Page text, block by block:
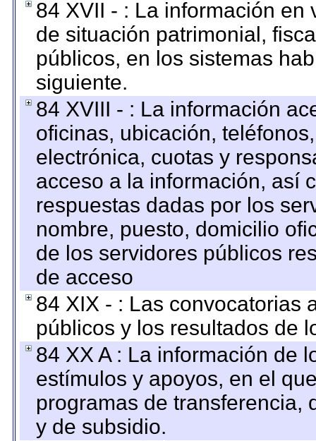
84 XVII - : La información
de situación patrimonial,
públicos, en los sistemas
siguiente.
84 XVIII - : La información
oficinas, ubicación,
electrónica, cuotas y
acceso a la información, así
respuestas dadas por los
nombre, puesto, domicilio
de los servidores públicos
de acceso
84 XIX - : Las convocatorias
públicos y los resultados de
84 XX A : La información de
estímulos y apoyos, en el
programas de transferencia,
y de subsidio.